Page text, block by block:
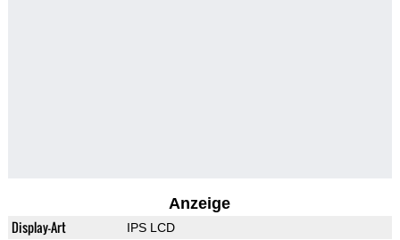
Anzeige
Display-Art IPS LCD